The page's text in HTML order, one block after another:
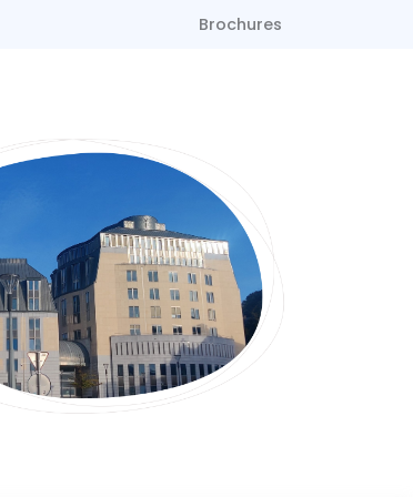
Brochures